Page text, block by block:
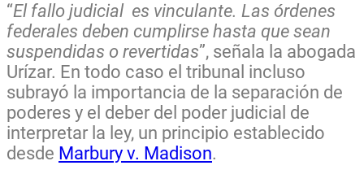
“El fallo judicial es vinculante. Las órdenes
federales deben cumplirse hasta que sean
suspendidas o revertidas”, señala la abogada
Urízar. En todo caso el tribunal incluso
subrayó la importancia de la separación de
poderes y el deber del poder judicial de
interpretar la ley, un principio establecido
desde Marbury v. Madison.